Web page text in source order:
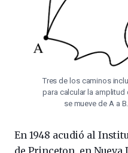
Tres de los caminos
para calcular la amplitud
se mueve de A a
En 1948 acudió al